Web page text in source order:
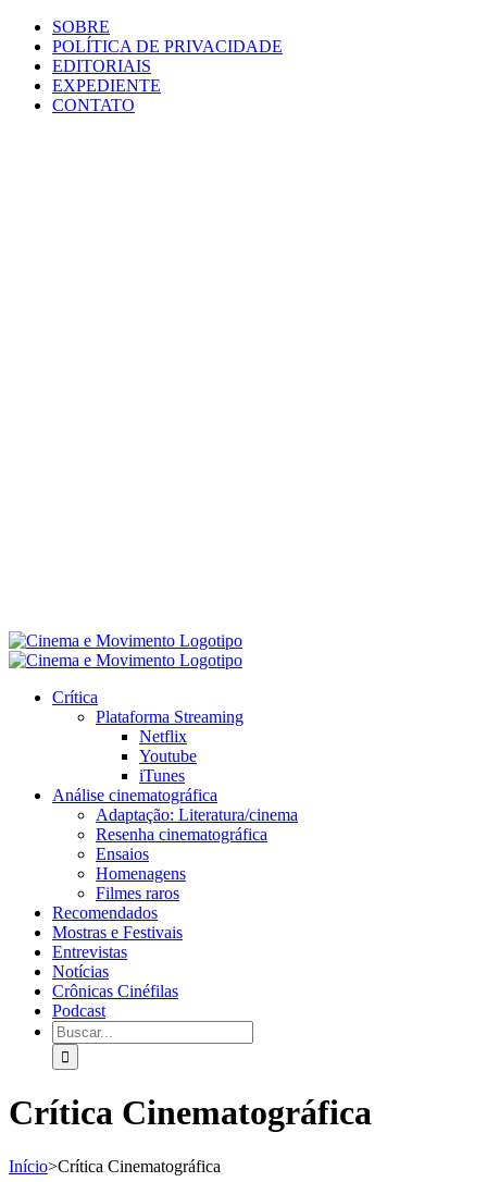
SOBRE
POLÍTICA DE PRIVACIDADE
EDITORIAIS
EXPEDIENTE
CONTATO
Crítica
Plataforma Streaming
Netflix
Youtube
iTunes
Análise cinematográfica
Adaptação: Literatura/cinema
Resenha cinematográfica
Ensaios
Homenagens
Filmes raros
Recomendados
Mostras e Festivais
Entrevistas
Notícias
Crônicas Cinéfilas
Podcast
Crítica Cinematográfica
Início>Crítica Cinematográfica